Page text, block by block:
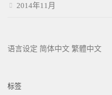
2014年11月
语言设定 简体中文 繁體中文
标签